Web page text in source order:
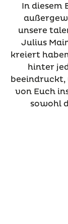
In diesem
unsere
Julius
kreiert
hinter
beeindruckt,
von Euch
sowohl